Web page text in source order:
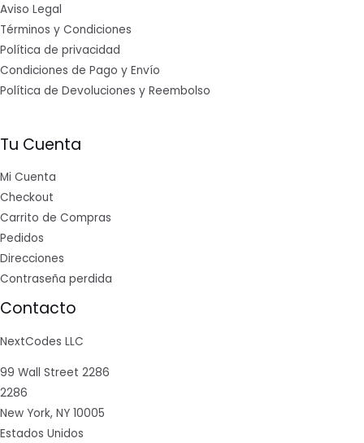
Aviso Legal
Términos y Condiciones
Política de privacidad
Condiciones de Pago y Envío
Política de Devoluciones y Reembolso
Tu Cuenta
Mi Cuenta
Checkout
Carrito de Compras
Pedidos
Direcciones
Contraseña perdida
Contacto
NextCodes LLC
99 Wall Street 2286
2286
New York, NY 10005
Estados Unidos